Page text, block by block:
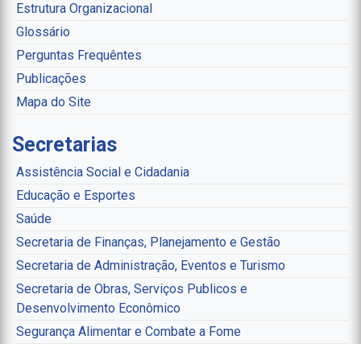
Estrutura Organizacional
Glossário
Perguntas Frequêntes
Publicações
Mapa do Site
Secretarias
Assistência Social e Cidadania
Educação e Esportes
Saúde
Secretaria de Finanças, Planejamento e Gestão
Secretaria de Administração, Eventos e Turismo
Secretaria de Obras, Serviços Publicos e
Desenvolvimento Econômico
Segurança Alimentar e Combate a Fome